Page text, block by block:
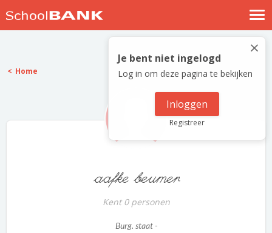
Nostalgische verhalen
Log in
Meld je gratis aan
×
Je bent niet ingelogd
Log in om deze pagina te bekijken
Inloggen
Registreer
Home
aafke beumer
Kent 0 personen
Burg. staat -